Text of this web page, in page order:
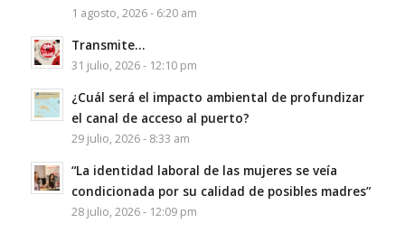
1 agosto, 2026 - 6:20 am
Transmite…
31 julio, 2026 - 12:10 pm
¿Cuál será el impacto ambiental de profundizar
el canal de acceso al puerto?
29 julio, 2026 - 8:33 am
“La identidad laboral de las mujeres se veía
condicionada por su calidad de posibles madres”
28 julio, 2026 - 12:09 pm